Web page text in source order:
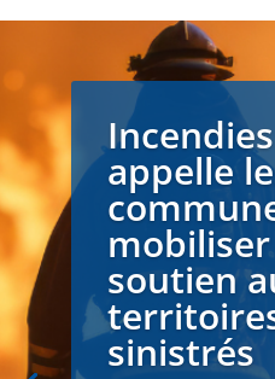
Incendies
appelle
soutien
sinistrés